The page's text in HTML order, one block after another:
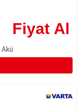
Fiyat Al
Akü